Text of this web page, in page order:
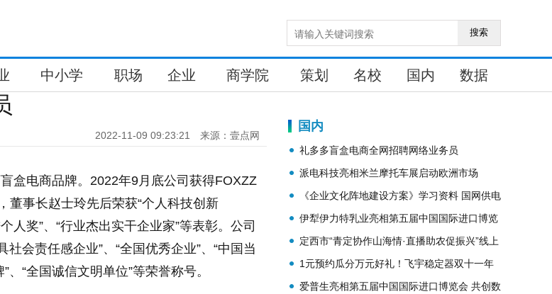
搜索
中小学 职场 企业 商学院 策划 名校 国内 数据
2022-11-09 09:23:21 来源：壹点网
盒电商品牌。2022年9月底公司获得FOXZZ
董事长赵士玲先后荣获“个人科技创新
人奖”、“行业杰出实干企业家”等表彰。公司
会责任感企业”、“全国优秀企业”、“中国当
“全国诚信文明单位”等荣誉称号。
国内
礼多多盲盒电商全网招聘网络业务员
派电科技亮相米兰摩托车展启动欧洲市场
《企业文化阵地建设方案》学习资料 国网供电
公司“用心时窗”整体策划设计项目建议书
伊犁伊力特乳业亮相第五届中国国际进口博览
会 展示特色乳领域创新成果 （配图）
定西市“青定协作山海情·直播助农促振兴”线上
促销活动在安定区启动
1元预约瓜分万元好礼！飞宇稳定器双十一年
终狂欢开启！
爱普生亮相第五届中国国际进口博览会 共创数